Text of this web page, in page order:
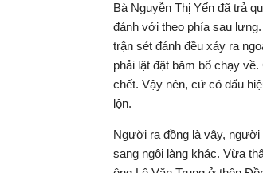
Bà Nguyễn Thị Yến đã trả
đánh với theo phía sau
trận sét đánh đều xảy ra
phải lật đật băm bổ chạy
chết. Vậy nên, cứ có dấu
lộn.
Người ra đồng là vậy,
sang ngôi làng khác. Vừa